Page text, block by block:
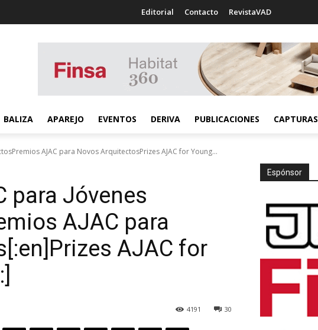
Editorial Contacto RevistaVAD
BALIZA APAREJO EVENTOS DERIVA PUBLICACIONES CAPTURAS
AJAC para Novos ArquitectosPrizes AJAC for Young...
para Jóvenes
AJAC para
AJAC for
30
4191
Espónsor